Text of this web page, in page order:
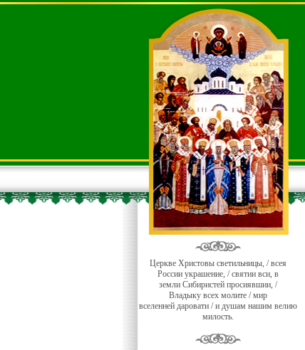
Церкве Христовы светильницы, / всея
России украшение, / святии вси, в
земли Сибиристей просиявшии, /
Владыку всех молите / мир
вселенней даровати / и душам нашим велию
милость.